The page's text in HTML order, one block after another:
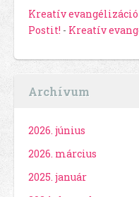
Kreatív evangélizáció
Postit! - Kreatív
Archívum
2026. június
2026. március
2025. január